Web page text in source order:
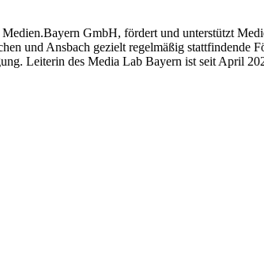
GmbH, fördert und unterstützt
und Ansbach gezielt regelmäßig stattfindende
Leiterin des Media Lab Bayern ist seit April